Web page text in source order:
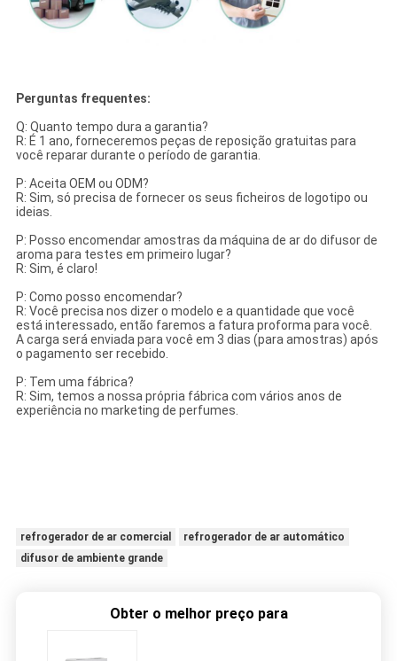
Perguntas frequentes:
Q: Quanto tempo dura a garantia?
R: É 1 ano, forneceremos peças de reposição gratuitas para
você reparar durante o período de garantia.
P: Aceita OEM ou ODM?
R: Sim, só precisa de fornecer os seus ficheiros de logotipo ou
ideias.
P: Posso encomendar amostras da máquina de ar do difusor de
aroma para testes em primeiro lugar?
R: Sim, é claro!
P: Como posso encomendar?
R: Você precisa nos dizer o modelo e a quantidade que você
está interessado, então faremos a fatura proforma para você.
A carga será enviada para você em 3 dias (para amostras) após
o pagamento ser recebido.
P: Tem uma fábrica?
R: Sim, temos a nossa própria fábrica com vários anos de
experiência no marketing de perfumes.
refrogerador de ar comercial
refrogerador de ar automático
difusor de ambiente grande
Obter o melhor preço para